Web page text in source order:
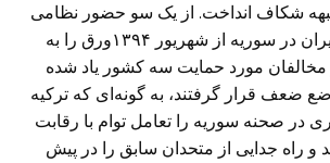
شکاف انداخت. از یک سو حضور نظامی
گسترده روسیه و ایران در سوریه از شهریور ۱۳۹۴ورق را به
مخالفان مورد حمایت سه کشور یاد شده
ضعف قرار گرفتند، به گونه‌ای که ترکیه
در صحنه سوریه را تعامل توام با رقابت
و راه جدایی از متحدان سابق را در پیش